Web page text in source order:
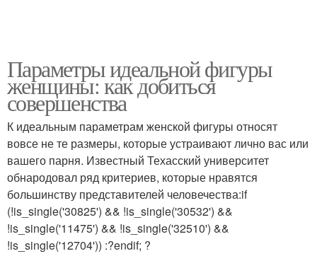
Параметры идеальной фигуры
женщины: как добиться
совершенства
К идеальным параметрам женской фигуры относят
вовсе не те размеры, которые устраивают лично вас или
вашего парня. Известный Техасский университет
обнародовал ряд критериев, которые нравятся
большинству представителей человечества:if
(!is_single('30825') && !is_single('30532') &&
!is_single('11475') && !is_single('32510') &&
!is_single('12704')) :?endif; ?